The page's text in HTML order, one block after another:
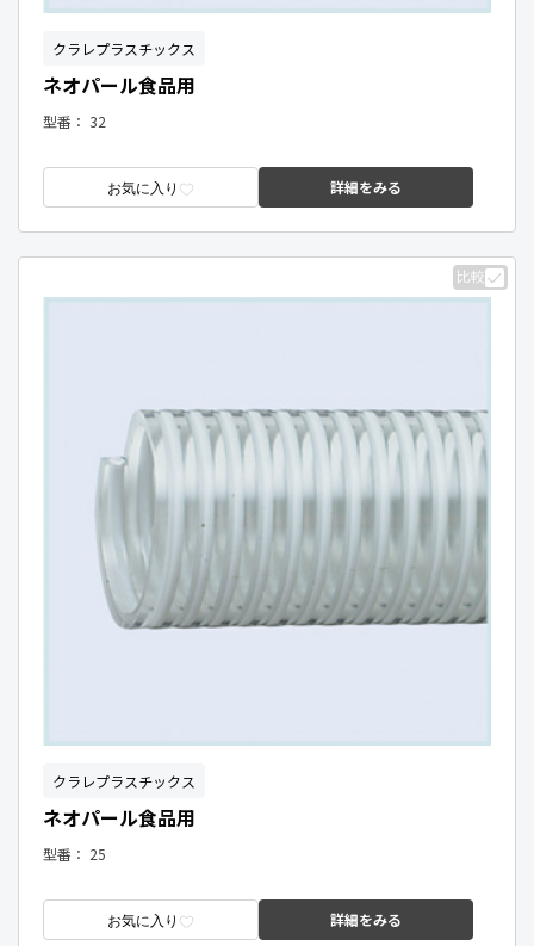
クラレプラスチックス
ネオパール食品用
型番： 32
お気に入り 詳細をみる
比較
クラレプラスチックス
ネオパール食品用
型番： 25
お気に入り 詳細をみる